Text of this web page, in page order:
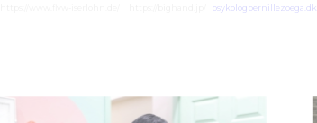
psykologpernillezoega.dk